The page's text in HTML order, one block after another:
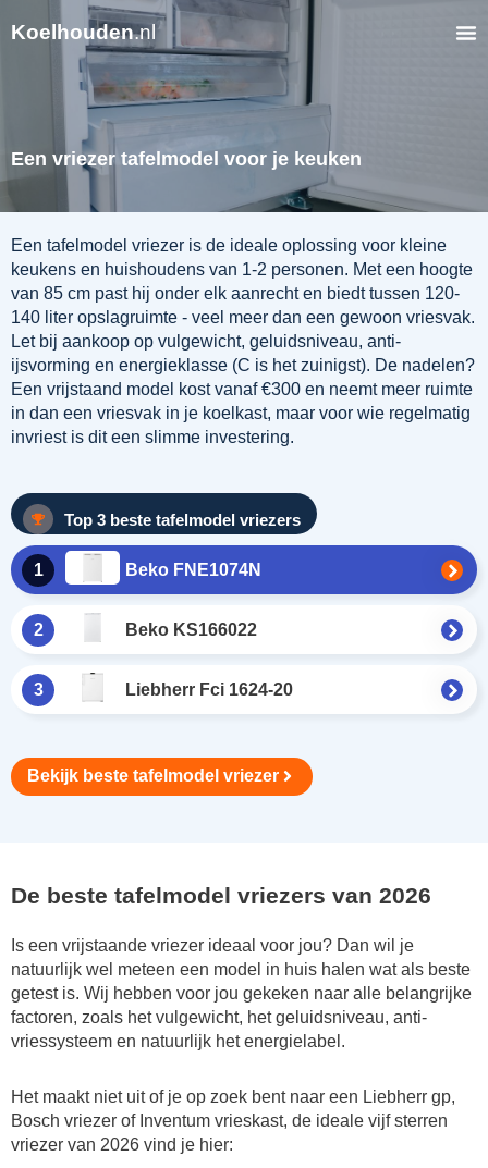
Koelhouden.nl
Een vriezer tafelmodel voor je keuken
Een tafelmodel vriezer is de ideale oplossing voor kleine
keukens en huishoudens van 1-2 personen. Met een hoogte
van 85 cm past hij onder elk aanrecht en biedt tussen 120-
140 liter opslagruimte - veel meer dan een gewoon vriesvak.
Let bij aankoop op vulgewicht, geluidsniveau, anti-
ijsvorming en energieklasse (C is het zuinigst). De nadelen?
Een vrijstaand model kost vanaf €300 en neemt meer ruimte
in dan een vriesvak in je koelkast, maar voor wie regelmatig
invriest is dit een slimme investering.
Top 3 beste tafelmodel vriezers
1 Beko FNE1074N
2 Beko KS166022
3 Liebherr Fci 1624-20
Bekijk beste tafelmodel vriezer
De beste tafelmodel vriezers van 2026
Is een vrijstaande vriezer ideaal voor jou? Dan wil je
natuurlijk wel meteen een model in huis halen wat als beste
getest is. Wij hebben voor jou gekeken naar alle belangrijke
factoren, zoals het vulgewicht, het geluidsniveau, anti-
vriessysteem en natuurlijk het energielabel.
Het maakt niet uit of je op zoek bent naar een Liebherr gp,
Bosch vriezer of Inventum vrieskast, de ideale vijf sterren
vriezer van 2026 vind je hier: